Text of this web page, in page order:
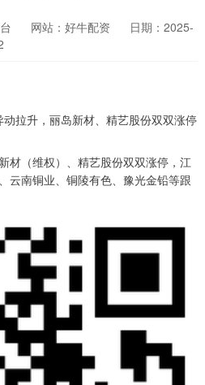
网站：好牛配资
日期：2025-
材（维权）、精艺股份双双涨停，江
云南铜业、铜陵有色、豫光金铅等跟